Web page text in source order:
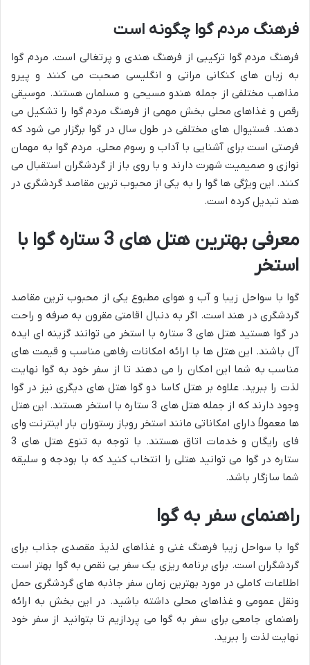
فرهنگ مردم گوا چگونه است
فرهنگ مردم گوا ترکیبی از فرهنگ هندی و پرتغالی است. مردم گوا
به زبان های کنکانی مراتی و انگلیسی صحبت می کنند و پیرو
مذاهب مختلفی از جمله هندو مسیحی و مسلمان هستند. موسیقی
رقص و غذاهای محلی بخش مهمی از فرهنگ مردم گوا را تشکیل می
دهند. فستیوال های مختلفی در طول سال در گوا برگزار می شود که
فرصتی است برای آشنایی با آداب و رسوم محلی. مردم گوا به مهمان
نوازی و صمیمیت شهرت دارند و با روی باز از گردشگران استقبال می
کنند. این ویژگی ها گوا را به یکی از محبوب ترین مقاصد گردشگری در
هند تبدیل کرده است.
معرفی بهترین هتل های 3 ستاره گوا با
استخر
گوا با سواحل زیبا و آب و هوای مطبوع یکی از محبوب ترین مقاصد
گردشگری در هند است. اگر به دنبال اقامتی مقرون به صرفه و راحت
در گوا هستید هتل های 3 ستاره با استخر می توانند گزینه ای ایده
آل باشند. این هتل ها با ارائه امکانات رفاهی مناسب و قیمت های
مناسب به شما این امکان را می دهند تا از سفر خود به گوا نهایت
لذت را ببرید. علاوه بر هتل کاسا دو گوا هتل های دیگری نیز در گوا
وجود دارند که از جمله هتل های 3 ستاره با استخر هستند. این هتل
ها معمولاً دارای امکاناتی مانند استخر روباز رستوران بار اینترنت وای
فای رایگان و خدمات اتاق هستند. با توجه به تنوع هتل های 3
ستاره در گوا می توانید هتلی را انتخاب کنید که با بودجه و سلیقه
شما سازگار باشد.
راهنمای سفر به گوا
گوا با سواحل زیبا فرهنگ غنی و غذاهای لذیذ مقصدی جذاب برای
گردشگران است. برای برنامه ریزی یک سفر بی نقص به گوا بهتر است
اطلاعات کاملی در مورد بهترین زمان سفر جاذبه های گردشگری حمل
ونقل عمومی و غذاهای محلی داشته باشید. در این بخش به ارائه
راهنمای جامعی برای سفر به گوا می پردازیم تا بتوانید از سفر خود
نهایت لذت را ببرید.